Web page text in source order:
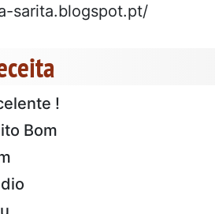
sarita.blogspot.pt/
!
Bom